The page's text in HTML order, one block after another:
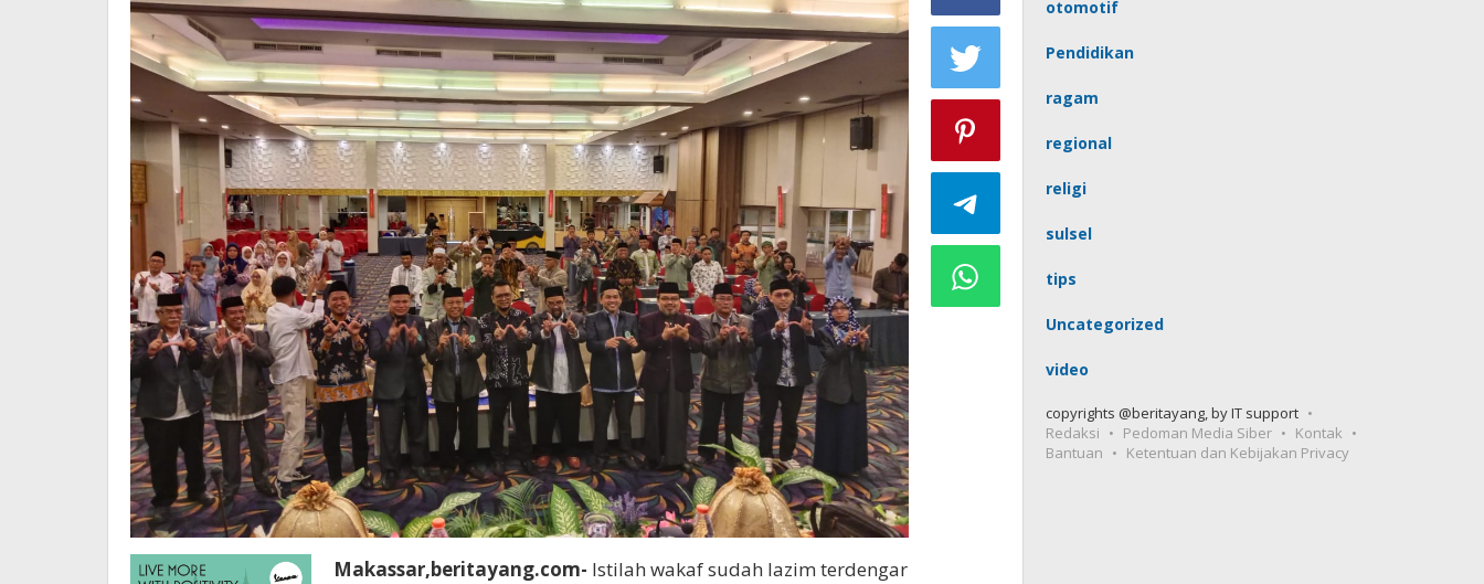
Makassar,beritayang.com- Istilah wakaf sudah lazim terdengar
otomotif
Pendidikan
ragam
regional
religi
sulsel
tips
Uncategorized
video
copyrights @beritayang, by IT support
Redaksi
Pedoman Media Siber
Kontak
Bantuan
Ketentuan dan Kebijakan Privacy